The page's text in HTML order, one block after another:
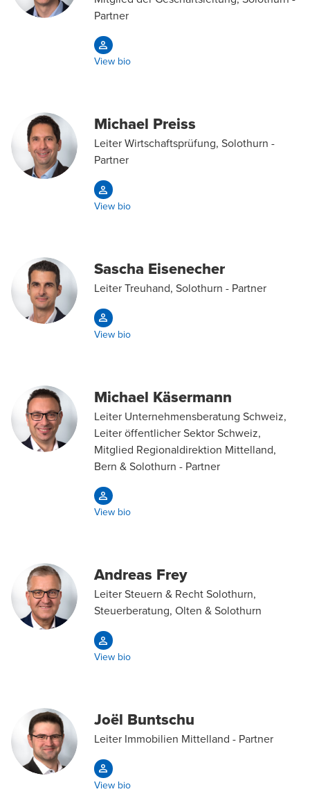
Partner
View bio
Michael Preiss
Leiter Wirtschaftsprüfung, Solothurn -
Partner
View bio
Sascha Eisenecher
Leiter Treuhand, Solothurn - Partner
View bio
Michael Käsermann
Leiter Unternehmensberatung Schweiz,
Leiter öffentlicher Sektor Schweiz,
Mitglied Regionaldirektion Mittelland,
Bern & Solothurn - Partner
View bio
Andreas Frey
Leiter Steuern & Recht Solothurn,
Steuerberatung, Olten & Solothurn
View bio
Joël Buntschu
Leiter Immobilien Mittelland - Partner
View bio